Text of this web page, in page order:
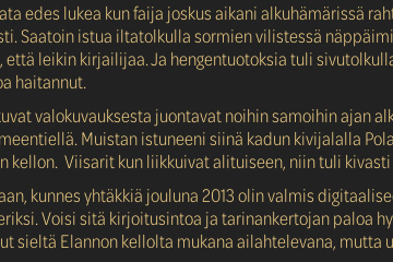
edes lukea kun faija joskus aikani alkuhämärissä
Saatoin istua iltatolkulla sormien vilistessä
että leikin kirjailijaa. Ja hengentuotoksia tuli
haitannut.
valokuvauksesta juontavat noihin samoihin ajan
Muistan istuneeni siinä kadun kivijalalla
kellon. Viisarit kun liikkuivat alituiseen, niin tuli
kunnes yhtäkkiä jouluna 2013 olin valmis
Voisi sitä kirjoitusintoa ja tarinankertojan paloa
sieltä Elannon kellolta mukana ailahtelevana, mutta